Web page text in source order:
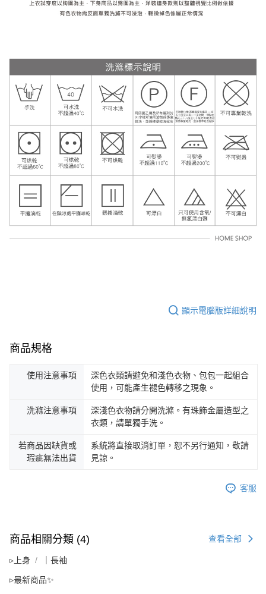
顯示電腦版詳細說明
商品規格
使用注意事項
深色衣類請避免和淺色衣物、包包一起組合
使用，可能產生褪色轉移之現象。
洗滌注意事項
深淺色衣物請分開洗滌。有珠飾金屬造型之
衣類，請單獨手洗。
若商品因缺貨或
瑕疵無法出貨
系統將直接取消訂單，恕不另行通知，敬請
見諒。
客服
商品相關分類 (4) 查看全部
▹上身 ｜長袖
▹最新商品✨